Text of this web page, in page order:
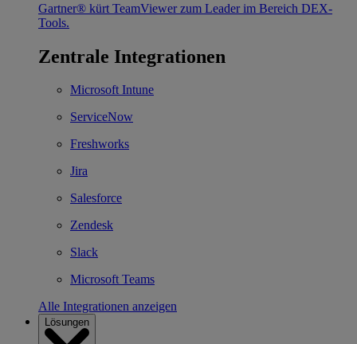
Gartner® kürt TeamViewer zum Leader im Bereich DEX-
Tools.
Zentrale Integrationen
Microsoft Intune
ServiceNow
Freshworks
Jira
Salesforce
Zendesk
Slack
Microsoft Teams
Alle Integrationen anzeigen
Lösungen